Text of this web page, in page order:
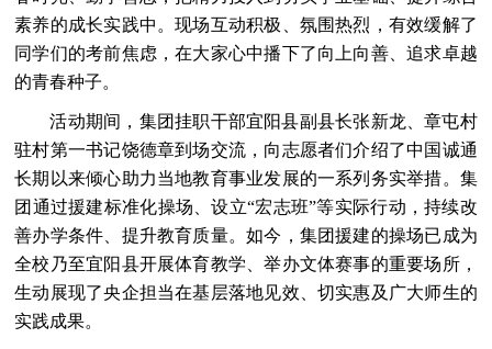
素养的成长实践中。现场互动积极、氛围热烈，有效缓解了
同学们的考前焦虑，在大家心中播下了向上向善、追求卓越
的青春种子。
活动期间，集团挂职干部宜阳县副县长张新龙、章屯村
驻村第一书记饶德章到场交流，向志愿者们介绍了中国诚通
长期以来倾心助力当地教育事业发展的一系列务实举措。集
团通过援建标准化操场、设立“宏志班”等实际行动，持续改
善办学条件、提升教育质量。如今，集团援建的操场已成为
全校乃至宜阳县开展体育教学、举办文体赛事的重要场所，
生动展现了央企担当在基层落地见效、切实惠及广大师生的
实践成果。